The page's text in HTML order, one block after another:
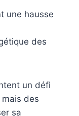
une hausse
des
un défi
des
sa